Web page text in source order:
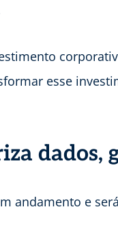
esse
dados,
andamento e